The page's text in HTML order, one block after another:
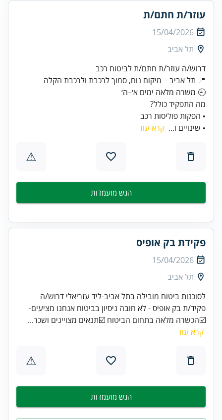
עוזר/ת חתם/ת
15/04/2026
תל אביב
• הפקות פוליסות רכב
• שינויים ו... קרא עוד
⚠
הגש מועמדות
פקידת בק אופיס
15/04/2026
תל אביב
לסוכנות ביטוח מובילה בתל אביב-ליד עזריאלי דרוש/ה
פקיד/ת בק אופיס - לא חובה ניסיון בביטוח אנחנו מציעים-
☑️הכשרה מלאה בתחום הביטוח ☑️תנאים מצויינים ושכר...
קרא עוד
⚠
הגש מועמדות